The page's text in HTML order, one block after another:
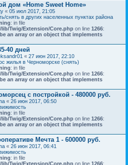
дом «Home Sweet Home»
« 05 июл 2017, 21:05
снять в других населенных пунктах района
: in file
Twig/Extension/Core.php on line 1266:
an array or an object that implements
40 дней
« 27 июн 2017, 22:10
жилья в Черноморске (снять)
: in file
Twig/Extension/Core.php on line 1266:
an array or an object that implements
с постройкой - 480000 руб.
« 26 июн 2017, 06:50
: in file
Twig/Extension/Core.php on line 1266:
an array or an object that implements
Мечта 1 - 600000 руб.
« 26 июн 2017, 06:41
: in file
Twig/Extension/Core.php on line 1266: